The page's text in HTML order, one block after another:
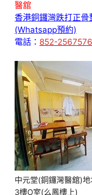
醫舘
香港銅鑼灣跌打正
(Whatsapp預約)
電話： 852-
中元堂(銅鑼灣醫舘)
3樓O室(么鳳樓上)